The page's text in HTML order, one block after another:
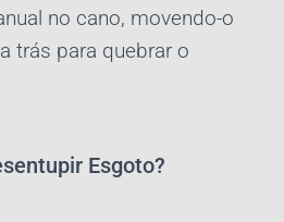
no cano, movendo-o
trás para quebrar o
Esgoto?